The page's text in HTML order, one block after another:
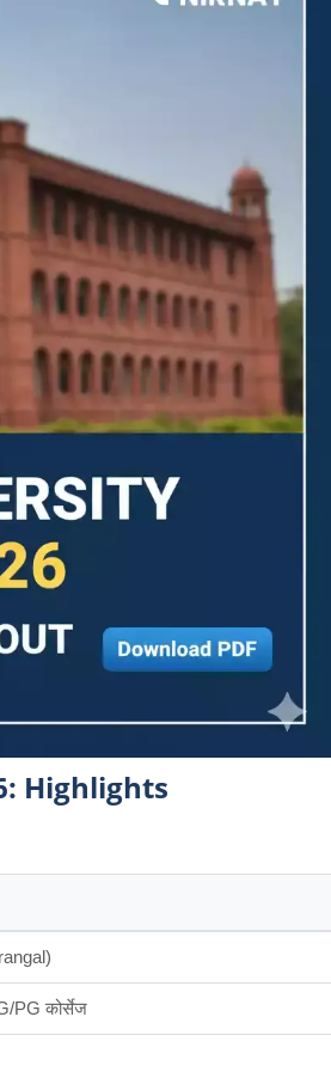
Highlights
PG कोर्सेज